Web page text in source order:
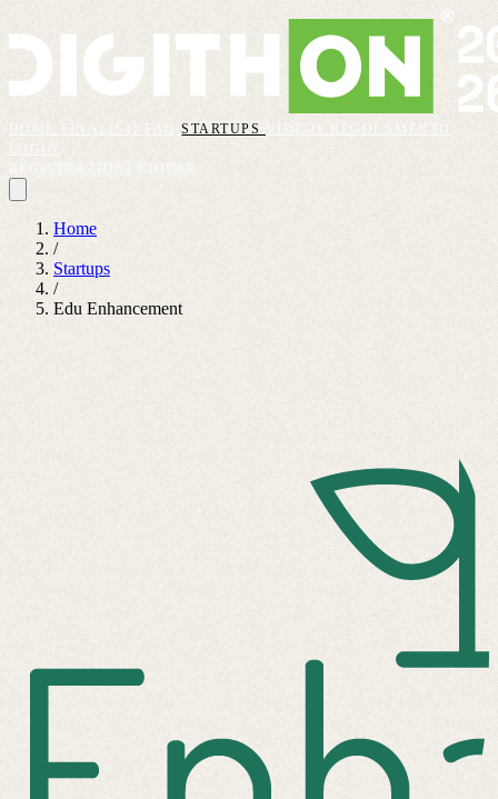
FAQSTARTUPS VIDEOS
REGOLAMENTO
Home
/
Startups
/
Edu Enhancement